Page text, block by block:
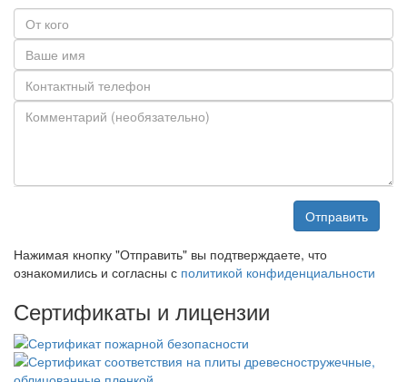
Отправить
Нажимая кнопку "Отправить" вы подтверждаете, что
ознакомились и согласны с политикой конфиденциальности
Сертификаты и лицензии